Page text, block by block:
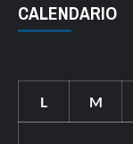
CALENDARIO
L M